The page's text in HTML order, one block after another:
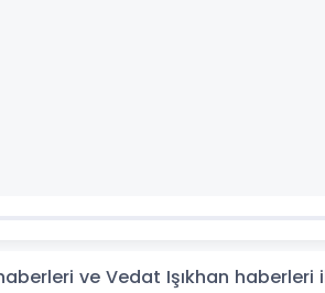
ve Vedat Işıkhan